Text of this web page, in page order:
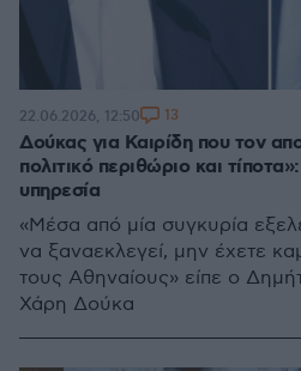
Δούκας για Καιρίδη που τον
πολιτικό περιθώριο και
υπηρεσία
«Μέσα από μία συγκυρία
να ξαναεκλεγεί, μην έχετε
τους Αθηναίους» είπε ο
Χάρη Δούκα
22.06.2026, 12:50 13